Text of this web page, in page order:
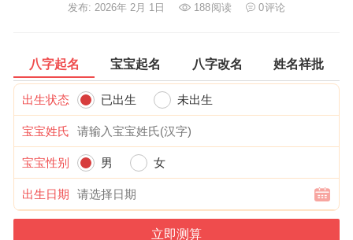
发布: 2026年 2月 1日 188阅读 0评论
八字起名 宝宝起名 八字改名 姓名祥批
出生状态 已出生 未出生
宝宝姓氏
宝宝性别 男 女
出生日期